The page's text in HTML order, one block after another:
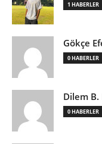
1 HABERLER
Gökçe
0 HABERLER
Dilem B.
0 HABERLER